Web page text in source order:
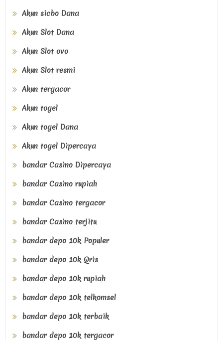
Akun sicbo Dana
Akun Slot Dana
Akun Slot ovo
Akun Slot resmi
Akun tergacor
Akun togel
Akun togel Dana
Akun togel Dipercaya
bandar Casino Dipercaya
bandar Casino rupiah
bandar Casino tergacor
bandar Casino terjitu
bandar depo 10k Populer
bandar depo 10k Qris
bandar depo 10k rupiah
bandar depo 10k telkomsel
bandar depo 10k terbaik
bandar depo 10k tergacor